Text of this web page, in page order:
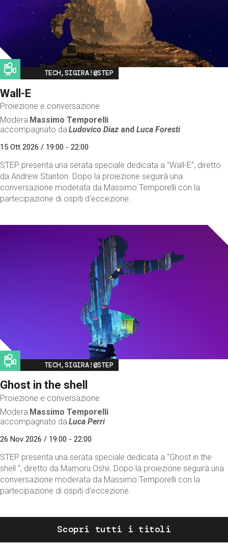
Image
TECH,SIGIRA!@STEP
Wall-E
Proiezione e conversazione
Modera Massimo Temporelli
accompagnato da Ludovico Diaz andLuca Foresti
15 Ott 2026 / 19:00 - 22:00
STEP presenta una serata speciale dedicata a "Wall-E", diretto
da Andrew Stanton. Dopo la proiezione seguirà una
conversazione moderata da Massimo Temporelli con la
partecipazione di ospiti d'eccezione.
Image
TECH,SIGIRA!@STEP
Ghost in the shell
Proiezione e conversazione
Modera Massimo Temporelli
accompagnato da Luca Perri
26 Nov 2026 / 19:00 - 22:00
STEP presenta una serata speciale dedicata a "Ghost in the
shell ", diretto da Mamoru Oshii. Dopo la proiezione seguirà una
conversazione moderata da Massimo Temporelli con la
partecipazione di ospiti d'eccezione.
Scopri tutti i titoli